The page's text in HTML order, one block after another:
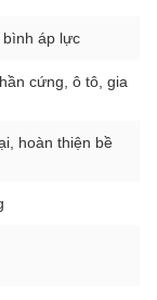
bình áp lực
cứng, ô tô, gia
hoàn thiện bề